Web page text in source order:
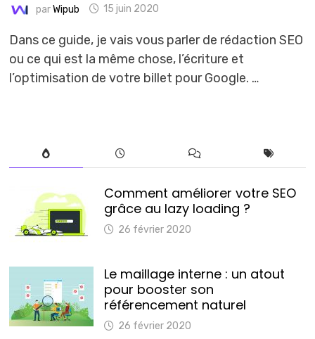
parWipub 15 juin 2020
Dans ce guide, je vais vous parler de rédaction SEO
ou ce qui est la même chose, l’écriture et
l’optimisation de votre billet pour Google. …
Comment améliorer votre SEO
grâce au lazy loading ?
26 février 2020
Le maillage interne : un atout
pour booster son
référencement naturel
26 février 2020